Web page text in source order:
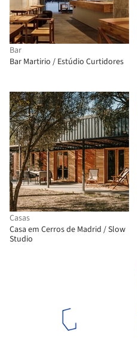
Bar
Bar Martirio / Estúdio Curtidores
Casas
Casa em Cerros de Madrid / Slow
Studio